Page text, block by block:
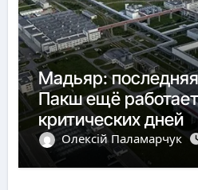
Мадьяр:
Пакш ещё
критических дней
Олексій Паламарчук